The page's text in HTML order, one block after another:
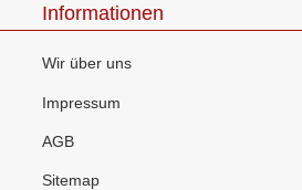
Informationen
Wir über uns
Impressum
AGB
Sitemap